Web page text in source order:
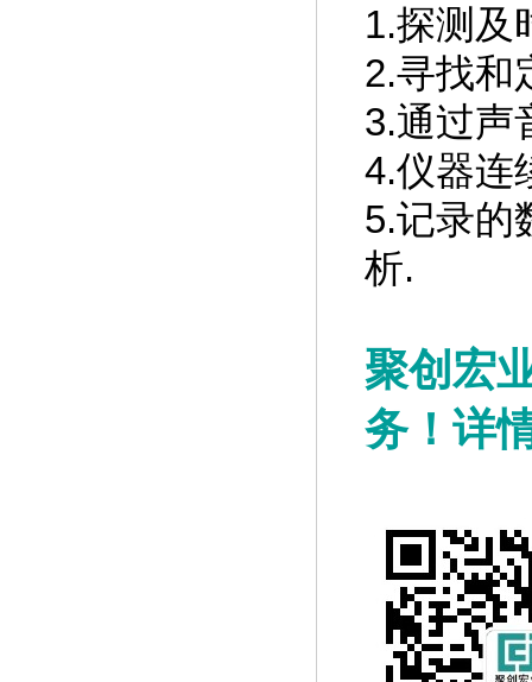
1.探测及
2.寻找和
3.通过声
4.仪器连
5.记录的
析.
聚创 宏
务！详